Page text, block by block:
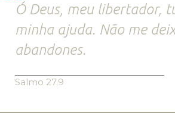
Ó Deus, meu libertador,
minha ajuda. Não me
abandones.
Salmo 27.9